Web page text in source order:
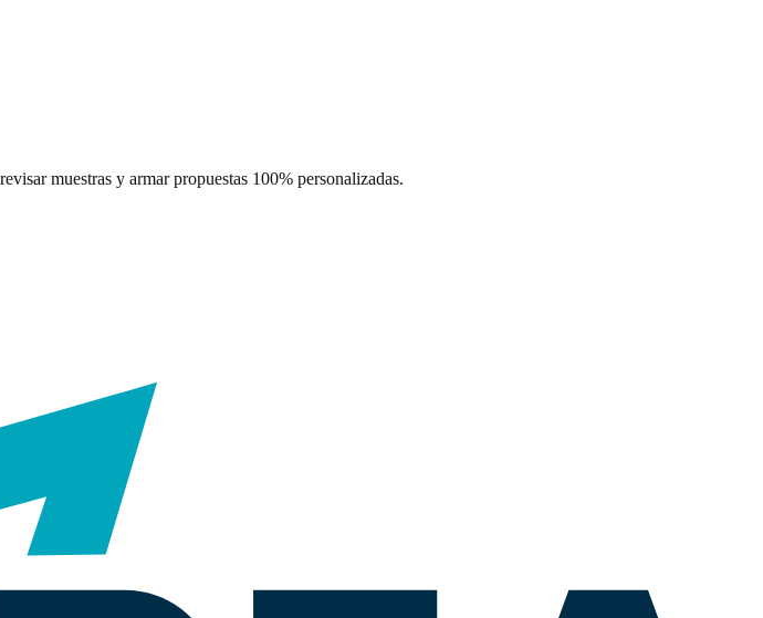
muestras y armar propuestas 100% personalizadas.